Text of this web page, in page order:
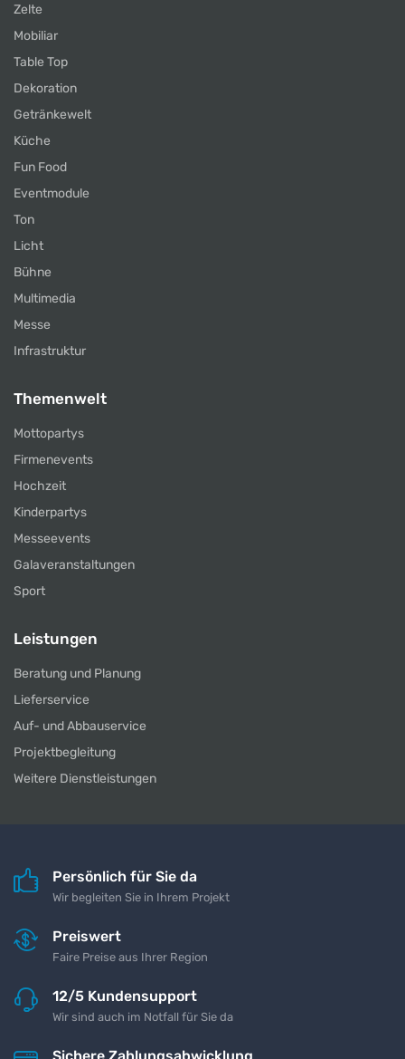
Zelte
Mobiliar
Table Top
Dekoration
Getränkewelt
Küche
Fun Food
Eventmodule
Ton
Licht
Bühne
Multimedia
Messe
Infrastruktur
Themenwelt
Mottopartys
Firmenevents
Hochzeit
Kinderpartys
Messeevents
Galaveranstaltungen
Sport
Leistungen
Beratung und Planung
Lieferservice
Auf- und Abbauservice
Projektbegleitung
Weitere Dienstleistungen
Persönlich für Sie da
Wir begleiten Sie in Ihrem Projekt
Preiswert
Faire Preise aus Ihrer Region
12/5 Kundensupport
Wir sind auch im Notfall für Sie da
Sichere Zahlungsabwicklung